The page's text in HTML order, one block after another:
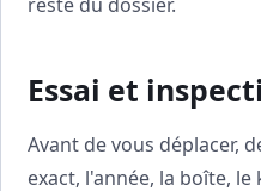
Essai et
Avant de vous déplacer,
exact, l'année, la boîte,